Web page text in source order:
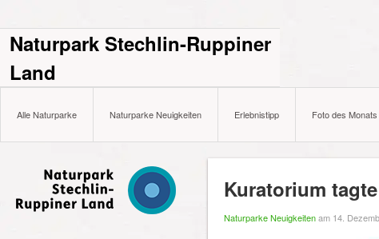
Naturpark Stechlin-Ruppiner
Land
Alle Naturparke Naturparke Neuigkeiten Erlebnistipp Foto des Monats
Kuratorium
Naturparke Neuigkeitenam 14.